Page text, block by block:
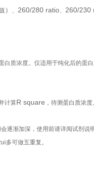
） 、 260/280 ratio、 260/230
白质浓度。仅适用于纯化后的蛋
计算R square ，待测蛋白质浓度
逐渐加深，使用前请详阅试剂说
多可做五重复。